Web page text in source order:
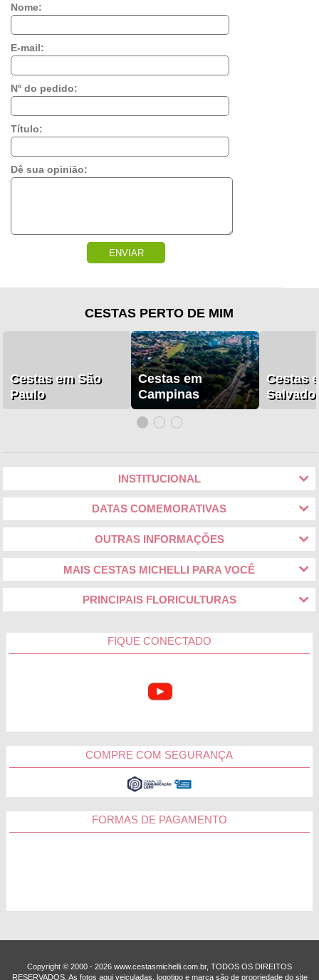
Nome:
E-mail:
Nº do pedido:
Título:
Dê sua opinião:
ENVIAR
CESTAS PERTO DE MIM
Cestas em São
Paulo
Cestas em
Campinas
Cestas
INSTITUCIONAL
DATAS COMEMORATIVAS
OUTRAS INFORMAÇÕES
MAIS CESTAS MICHELLI PARA VOCÊ
PRINCIPAIS FLORICULTURAS
FIQUE CONECTADO
COMPRE COM SEGURANÇA
FORMAS DE PAGAMENTO
Copyright © 2000 - ­2026 www.cestasmichelli.com.br, TODOS OS DIREITOS
RESERVADOS. As fotos aqui veiculadas, logotipo e marca são de propriedade do site